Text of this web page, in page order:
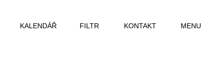
KALENDÁŘ FILTR KONTAKT MENU